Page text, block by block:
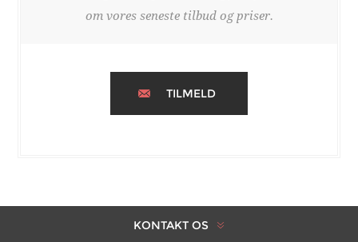
om vores seneste tilbud og priser.
TILMELD
KONTAKT OS